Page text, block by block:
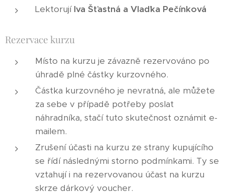
Lektorují Iva Šťastná a Vlaďka Pečínková
Rezervace kurzu
Místo na kurzu je závazně rezervováno po
úhradě plné částky kurzovného.
Částka kurzovného je nevratná, ale můžete
za sebe v případě potřeby poslat
náhradníka, stačí tuto skutečnost oznámit e-
mailem.
Zrušení účasti na kurzu ze strany kupujícího
se řídí následnými storno podmínkami. Ty se
vztahují i na rezervovanou účast na kurzu
skrze dárkový voucher.